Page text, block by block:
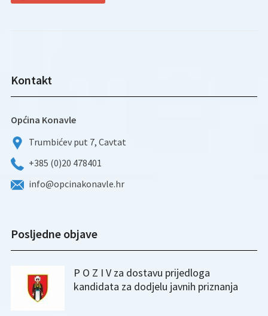
Kontakt
Općina Konavle
Trumbićev put 7, Cavtat
+385 (0)20 478401
info@opcinakonavle.hr
Posljedne objave
P O Z I V za dostavu prijedloga
kandidata za dodjelu javnih priznanja